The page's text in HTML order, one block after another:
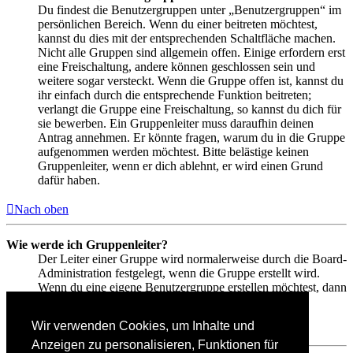
Wir verwenden Cookies, um Inhalte und
Anzeigen zu personalisieren, Funktionen für
Du findest die Benutzergruppen unter „Benutzergruppen“ im
persönlichen Bereich. Wenn du einer beitreten möchtest,
kannst du dies mit der entsprechenden Schaltfläche machen.
Nicht alle Gruppen sind allgemein offen. Einige erfordern erst
eine Freischaltung, andere können geschlossen sein und
weitere sogar versteckt. Wenn die Gruppe offen ist, kannst du
ihr einfach durch die entsprechende Funktion beitreten;
verlangt die Gruppe eine Freischaltung, so kannst du dich für
sie bewerben. Ein Gruppenleiter muss daraufhin deinen
Antrag annehmen. Er könnte fragen, warum du in die Gruppe
aufgenommen werden möchtest. Bitte belästige keinen
Gruppenleiter, wenn er dich ablehnt, er wird einen Grund
dafür haben.
Nach oben
Wie werde ich Gruppenleiter?
Der Leiter einer Gruppe wird normalerweise durch die Board-
Administration festgelegt, wenn die Gruppe erstellt wird.
Wenn du eine eigene Benutzergruppe erstellen möchtest, dann
Nach oben